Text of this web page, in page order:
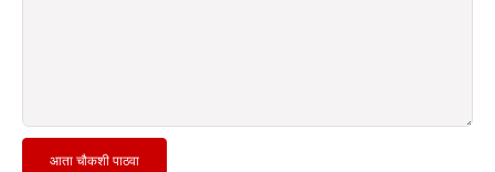
आता चौकशी पाठवा